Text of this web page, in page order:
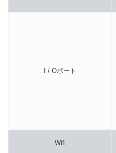
I / Oポート
Wifi